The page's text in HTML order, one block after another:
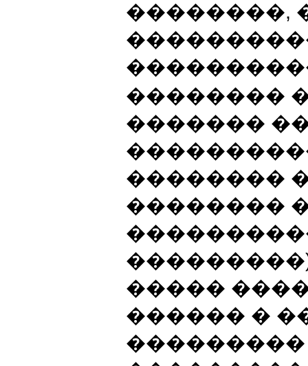
��������,
��������
�������
��������
��������
�����
������ �